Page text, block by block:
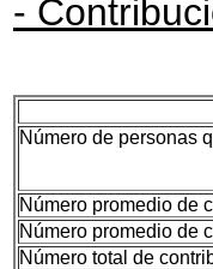
-
Número de personas
Número promedio de
Número promedio de
Número total de